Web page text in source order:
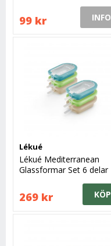
99 kr INFO
Lékué
Lékué Mediterranean
Glassformar Set 6 delar
269 kr KÖP